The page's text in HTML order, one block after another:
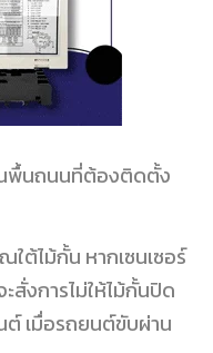
พื้นถนนที่ต้องติดตั้ง
ใต้ไม้กั้น หากเซนเซอร์
สั่งการไม่ให้ไม้กั้นปิด
เมื่อรถยนต์ขับผ่าน